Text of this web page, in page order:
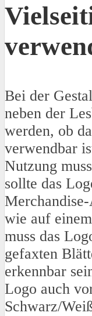
Bei der
neben der
werden, ob
verwendbar
Nutzung
sollte das
wie auf
muss das
gefaxten
erkennbar
Logo auch
Schwarz/